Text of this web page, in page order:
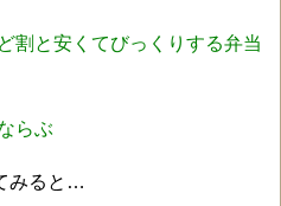
割と安くてびっくりする弁当
らぶ
みると…